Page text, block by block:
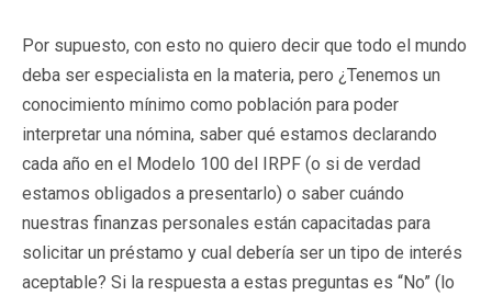
Por supuesto, con esto no quiero decir que todo el mundo
deba ser especialista en la materia, pero ¿Tenemos un
conocimiento mínimo como población para poder
interpretar una nómina, saber qué estamos declarando
cada año en el Modelo 100 del IRPF (o si de verdad
estamos obligados a presentarlo) o saber cuándo
nuestras finanzas personales están capacitadas para
solicitar un préstamo y cual debería ser un tipo de interés
aceptable? Si la respuesta a estas preguntas es “No” (lo